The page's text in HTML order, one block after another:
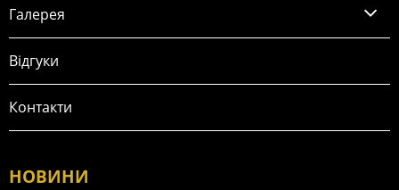
НОВИНИ
Галерея
Відгуки
Контакти